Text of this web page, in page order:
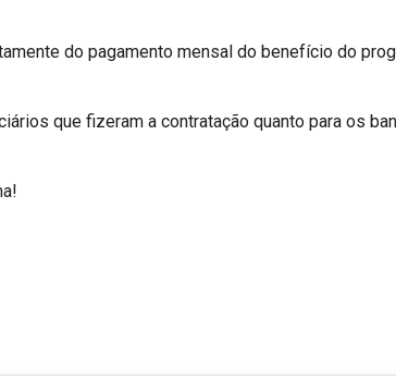
do pagamento mensal do benefício do
que fizeram a contratação quanto para os